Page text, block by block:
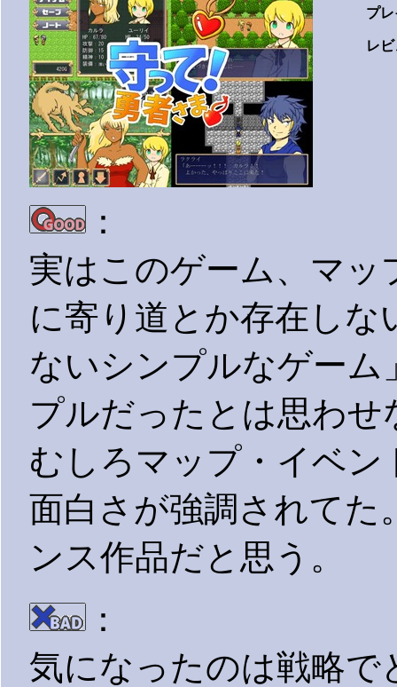
プ
レ
：
実はこのゲーム、マ
に寄り道とか存在しな
ないシンプルなゲー
プルだったとは思わ
むしろマップ・イベ
面白さが強調されてた
ンス作品だと思う。
：
気になったのは戦略で